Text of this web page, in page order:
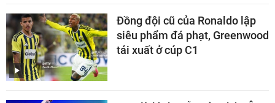
Đồng đội cũ của Ronaldo lập
siêu phẩm đá phạt, Greenwood
tái xuất ở cúp C1